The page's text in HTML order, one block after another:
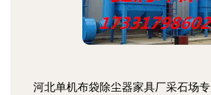
河北单机布袋除尘器家具厂采石场